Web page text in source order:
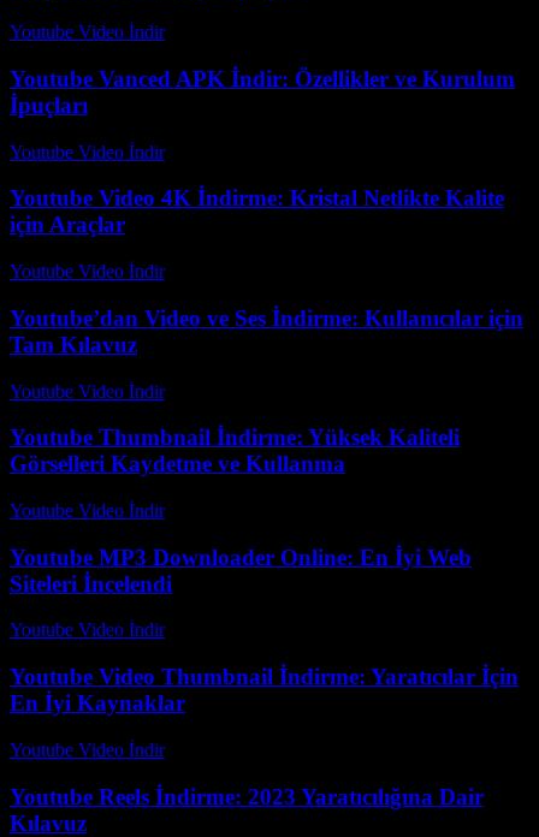
Youtube Video İndir-
Youtube Vanced APK İndir: Özellikler ve Kurulum
İpuçları
Youtube Video İndir-
Youtube Video 4K İndirme: Kristal Netlikte Kalite
için Araçlar
Youtube Video İndir-
Youtube’dan Video ve Ses İndirme: Kullanıcılar için
Tam Kılavuz
Youtube Video İndir-
Youtube Thumbnail İndirme: Yüksek Kaliteli
Görselleri Kaydetme ve Kullanma
Youtube Video İndir-
Youtube MP3 Downloader Online: En İyi Web
Siteleri İncelendi
Youtube Video İndir-
Youtube Video Thumbnail İndirme: Yaratıcılar İçin
En İyi Kaynaklar
Youtube Video İndir-
Youtube Reels İndirme: 2023 Yaratıcılığına Dair
Kılavuz